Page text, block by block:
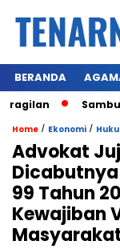
BERANDA
Sambut
Home / Ekonomi /
Advokat
Dicabutnya
99 Tahun
Kewajiban